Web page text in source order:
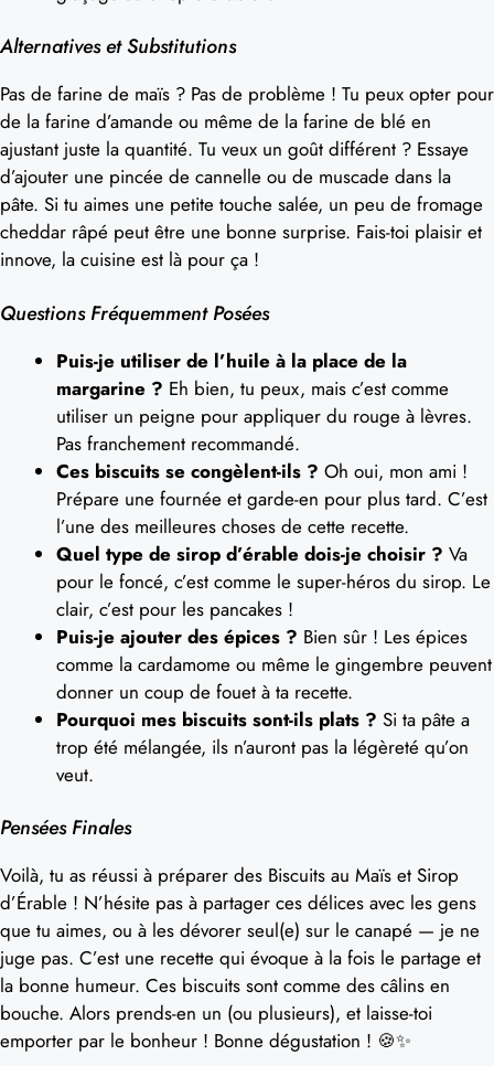
Alternatives et Substitutions
Pas de farine de maïs ? Pas de problème ! Tu peux opter pour
de la farine d’amande ou même de la farine de blé en
ajustant juste la quantité. Tu veux un goût différent ? Essaye
d’ajouter une pincée de cannelle ou de muscade dans la
pâte. Si tu aimes une petite touche salée, un peu de fromage
cheddar râpé peut être une bonne surprise. Fais-toi plaisir et
innove, la cuisine est là pour ça !
Questions Fréquemment Posées
Puis-je utiliser de l’huile à la place de la
margarine ? Eh bien, tu peux, mais c’est comme
utiliser un peigne pour appliquer du rouge à lèvres.
Pas franchement recommandé.
Ces biscuits se congèlent-ils ? Oh oui, mon ami !
Prépare une fournée et garde-en pour plus tard. C’est
l’une des meilleures choses de cette recette.
Quel type de sirop d’érable dois-je choisir ? Va
pour le foncé, c’est comme le super-héros du sirop. Le
clair, c’est pour les pancakes !
Puis-je ajouter des épices ? Bien sûr ! Les épices
comme la cardamome ou même le gingembre peuvent
donner un coup de fouet à ta recette.
Pourquoi mes biscuits sont-ils plats ? Si ta pâte a
trop été mélangée, ils n’auront pas la légèreté qu’on
veut.
Pensées Finales
Voilà, tu as réussi à préparer des Biscuits au Maïs et Sirop
d’Érable ! N’hésite pas à partager ces délices avec les gens
que tu aimes, ou à les dévorer seul(e) sur le canapé — je ne
juge pas. C’est une recette qui évoque à la fois le partage et
la bonne humeur. Ces biscuits sont comme des câlins en
bouche. Alors prends-en un (ou plusieurs), et laisse-toi
emporter par le bonheur ! Bonne dégustation ! 🍪✨